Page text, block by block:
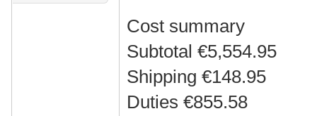
Cost summary
Subtotal €5,554.95
Shipping €148.95
Duties €855.58